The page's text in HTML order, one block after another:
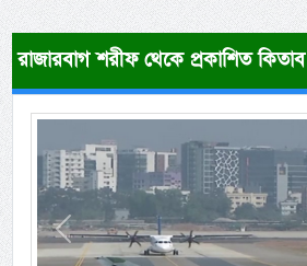
রাজারবাগ শরীফ থেকে প্রকাশিত কিতাব
Previous